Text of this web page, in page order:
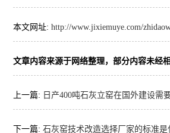
本文网址: http://www.jixiemuye.com/
文章内容来源于网络整理，部分内容未经
上一篇: 日产400吨石灰立窑在国外建设需
下一篇: 石灰窑技术改造选择厂家的标准是